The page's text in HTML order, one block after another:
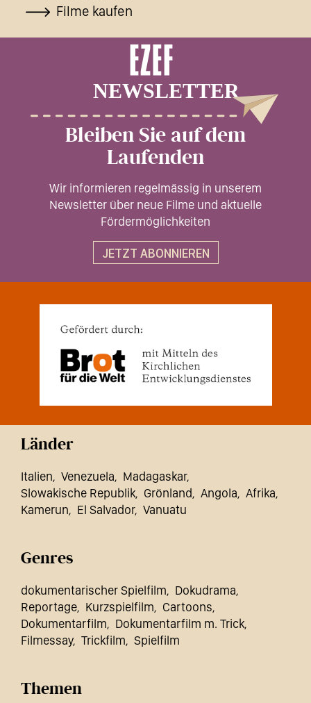
Filme kaufen
Bleiben Sie auf dem
Laufenden
Wir informieren regelmässig in unserem
Newsletter über neue Filme und aktuelle
Fördermöglichkeiten
JETZT ABONNIEREN
Länder
Italien Venezuela
Madagaskar
Slowakische Republik
Grönland Angola
Afrika
Kamerun
El Salvador Vanuatu
Genres
dokumentarischer Spielfilm
Dokudrama
Reportage
Kurzspielfilm
Cartoons
Dokumentarfilm
Dokumentarfilm m. Trick
Filmessay Trickfilm Spielfilm
Themen